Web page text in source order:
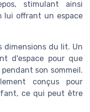
stimulant ainsi
offrant un espace
dimensions du lit. Un
d'espace pour que
son sommeil.
conçus pour
ce qui peut être